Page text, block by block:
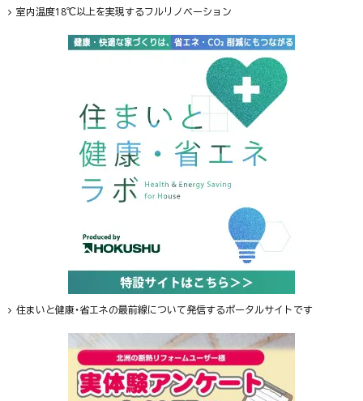
室内温度18℃以上を実現するフルリノベーション
住まいと健康・省エネの最前線について発信するポータルサイトです